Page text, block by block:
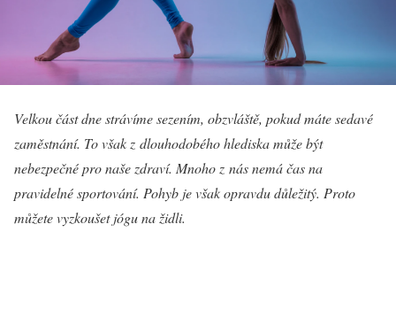
Velkou část dne strávíme sezením, obzvláště, pokud máte sedavé
zaměstnání. To však z dlouhodobého hlediska může být
nebezpečné pro naše zdraví. Mnoho z nás nemá čas na
pravidelné sportování. Pohyb je však opravdu důležitý. Proto
můžete vyzkoušet jógu na židli.